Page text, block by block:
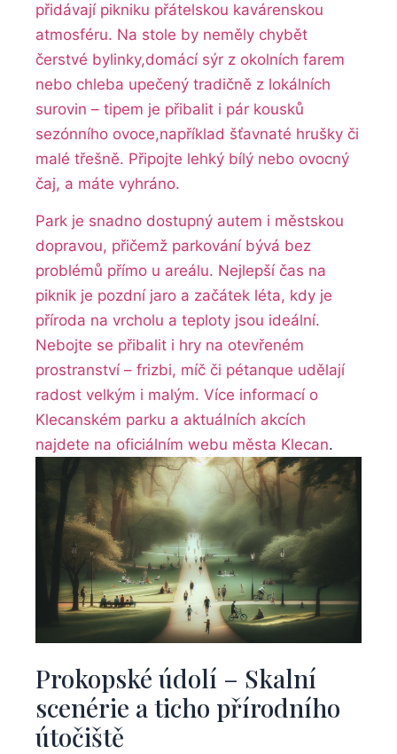
přidávají pikniku ⁢přátelskou kavárenskou
atmosféru. Na stole ​by neměly chybět
čerstvé bylinky,domácí⁤ sýr z okolních farem‍
nebo chleba upečený tradičně z lokálních
surovin – tipem je‍ přibalit i pár‌ kousků
sezónního ovoce,například šťavnaté hrušky či
malé třešně.‌ Připojte lehký bílý nebo ovocný
čaj, a‌ máte vyhráno.
Park je snadno dostupný⁢ autem i městskou
dopravou,‍ přičemž parkování​ bývá ‍bez
problémů přímo u areálu.‍ Nejlepší‍ čas na
piknik je ‌pozdní jaro a začátek léta, kdy ⁤je
příroda na⁢ vrcholu ‍a teploty ‍jsou⁣ ideální.
Nebojte se přibalit i hry na‍ otevřeném
prostranství – frizbi, míč či pétanque ⁢udělají
radost velkým i malým. Více‌ informací⁢ o‌
Klecanském parku a aktuálních akcích
najdete na oficiálním webu města Klecan.
Prokopské údolí⁣ – Skalní
scenérie a ticho přírodního
⁤útočiště